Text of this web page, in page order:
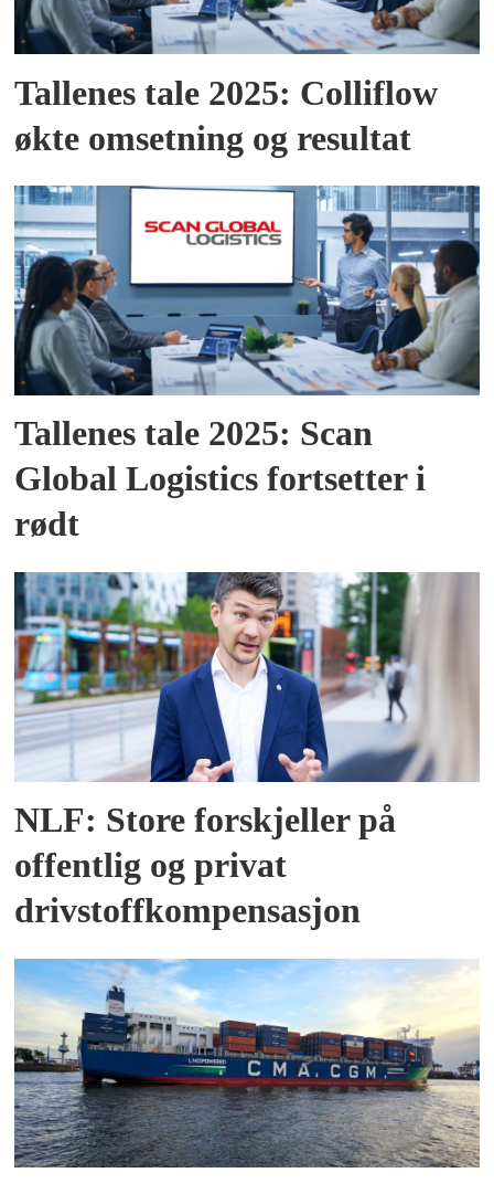
Tallenes tale 2025: Colliflow
økte omsetning og resultat
Tallenes tale 2025: Scan
Global Logistics fortsetter i
rødt
NLF: Store forskjeller på
offentlig og privat
drivstoffkompensasjon